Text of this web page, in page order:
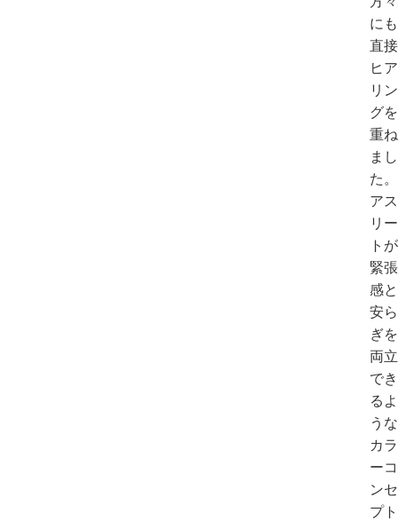
にも
直接
ヒア
リン
グを
重ね
まし
た。
アス
リー
トが
緊張
感と
安ら
ぎを
両立
でき
るよ
うな
カラ
ーコ
ンセ
プト